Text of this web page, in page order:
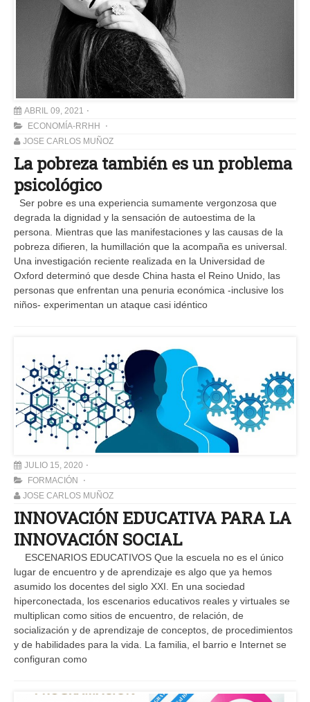
ABRIL 09, 2021
ECONOMÍA-RRHH
JOSE CARLOS MUÑOZ
La pobreza también es un problema
psicológico
Ser pobre es una experiencia sumamente vergonzosa que
degrada la dignidad y la sensación de autoestima de la
persona. Mientras que las manifestaciones y las causas de la
pobreza difieren, la humillación que la acompaña es universal.
Una investigación reciente realizada en la Universidad de
Oxford determinó que desde China hasta el Reino Unido, las
personas que enfrentan una penuria económica -inclusive los
niños- experimentan un ataque casi idéntico
JULIO 15, 2020
FORMACIÓN
JOSE CARLOS MUÑOZ
INNOVACIÓN EDUCATIVA PARA LA
INNOVACIÓN SOCIAL
ESCENARIOS EDUCATIVOS Que la escuela no es el único
lugar de encuentro y de aprendizaje es algo que ya hemos
asumido los docentes del siglo XXI. En una sociedad
hiperconectada, los escenarios educativos reales y virtuales se
multiplican como sitios de encuentro, de relación, de
socialización y de aprendizaje de conceptos, de procedimientos
y de habilidades para la vida. La familia, el barrio e Internet se
configuran como